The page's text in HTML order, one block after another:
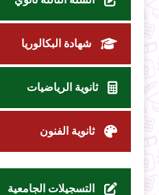
شهادة البكالوريا
ثانوية الرياضيات
ثانوية الفنون
التسجيلات الجامعية